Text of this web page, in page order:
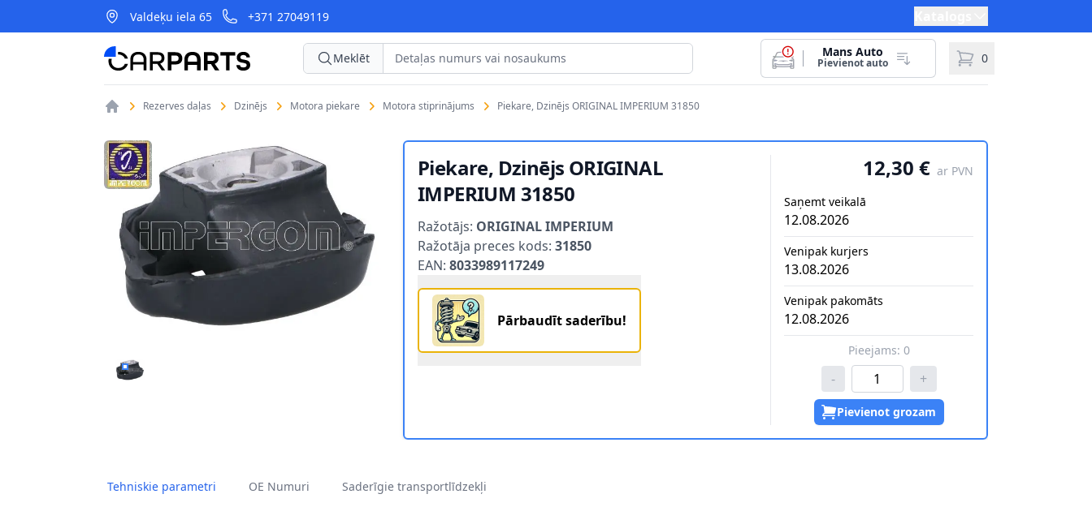
Valdeķu iela 65 +371 27049119
CarParts Meklēt Mans Auto
Pievienot auto 0
Rezerves daļas Dzinējs Motora piekare Motora stiprinājums Piekare, Dzinējs ORIGINAL IMPERIUM 31850
PIEKARE, DZINĒJS ORIGINAL IMPERIUM 31850 1
Piekare, Dzinējs ORIGINAL
IMPERIUM 31850
Ražotājs: ORIGINAL IMPERIUM
Ražotāja preces kods: 31850
EAN: 8033989117249
Pārbaudīt saderību!
12,30 € ar PVN
Saņemt veikalā
12.08.2026
Venipak kurjers
13.08.2026
Venipak pakomāts
12.08.2026
Pieejams: 0
- +
Pievienot grozam
Tehniskie parametri OE Numuri Saderīgie transportlīdzekļi